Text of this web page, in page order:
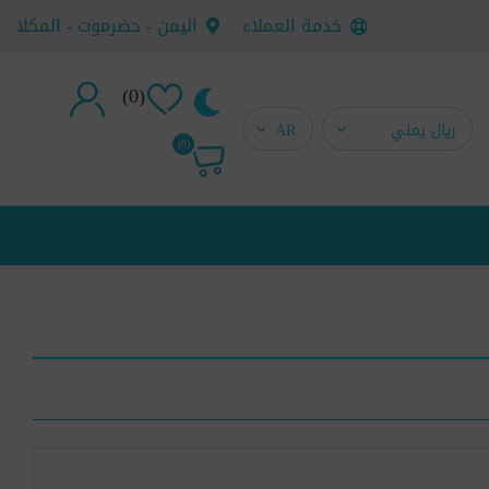
خدمة العملاء اليمن - حضرموت - المكلا
(0)
تسجيل جديد(0)